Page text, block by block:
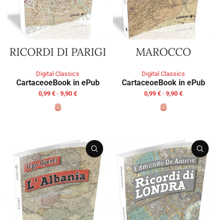
RICORDI DI PARIGI
Digital Classics
CartaceoeBook in ePub
0,99 € - 9,90 €
MAROCCO
Digital Classics
CartaceoeBook in ePub
0,99 € - 9,90 €